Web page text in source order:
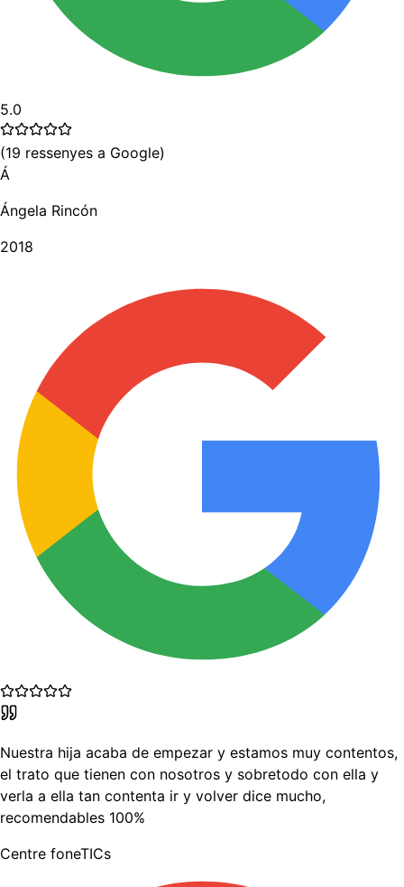
5.0
(19 ressenyes a Google)
Á
Ángela Rincón
2018
Nuestra hija acaba de empezar y estamos muy contentos,
el trato que tienen con nosotros y sobretodo con ella y
verla a ella tan contenta ir y volver dice mucho,
recomendables 100%
Centre foneTICs